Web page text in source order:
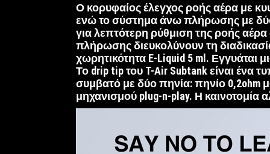
Ο κορυφαίος έλεγχος ροής αέρα με
ενώ το σύστημα άνω πλήρωσης με
για λεπτότερη ρύθμιση της ροής
πλήρωσης διευκολύνουν τη
χωρητικότητα E-Liquid 5 ml. Εγγυάται
Το drip tip του T-Air Subtank είναι ένα
συμβατό με δύο πηνία: πηνίο 0,2ohm
μηχανισμού plug-n-play. Η καινοτομία